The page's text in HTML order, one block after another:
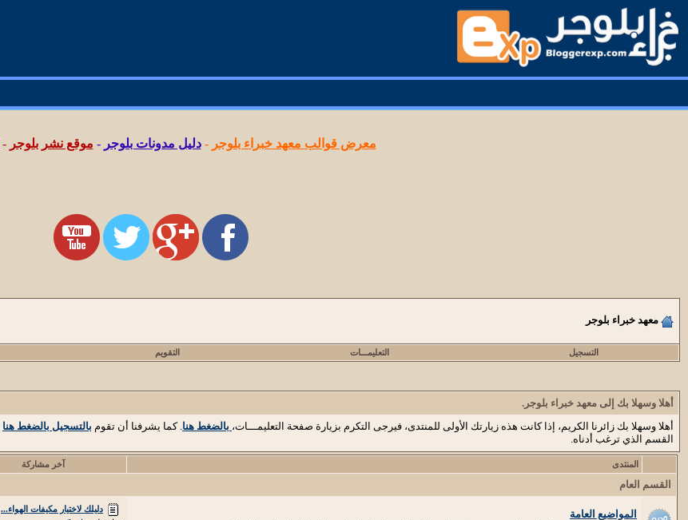
معرض قوالب معهد خبراء بلوجر -دليل مدونات بلوجر - موقع نشر بلوجر -
معهد خبراء بلوجر
التسجيل التعليمـــات التقويم
أهلا وسهلا بك إلى معهد خبراء بلوجر.
أهلا وسهلا بك زائرنا الكريم، إذا كانت هذه زيارتك الأولى للمنتدى، فيرجى التكرم بزيارة صفحة التعليمـــات، بالضغط هنا. كما يشرفنا أن تقوم بالتسجيل بالضغط هنا
القسم الذي ترغب أدناه.
المنتدى آخر مشاركة
القسم العام
المواضيع العامة
دليلك لاختيار مكيفات الهواء...